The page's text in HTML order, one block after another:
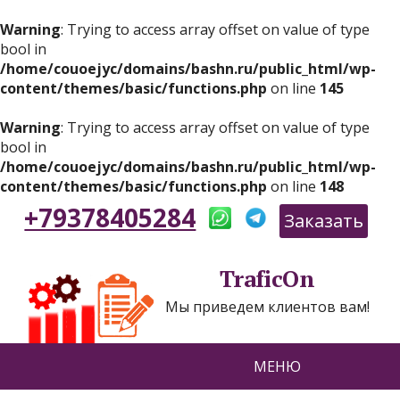
Warning: Trying to access array offset on value of type
bool in
/home/couoejyc/domains/bashn.ru/public_html/wp-
content/themes/basic/functions.php on line 145
Warning: Trying to access array offset on value of type
bool in
/home/couoejyc/domains/bashn.ru/public_html/wp-
content/themes/basic/functions.php on line 148
+79378405284 Заказать
TraficOn
Мы приведем клиентов вам!
МЕНЮ